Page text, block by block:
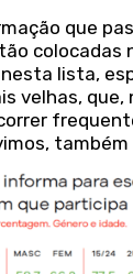
que
colocadas
lista,
velhas, que,
também